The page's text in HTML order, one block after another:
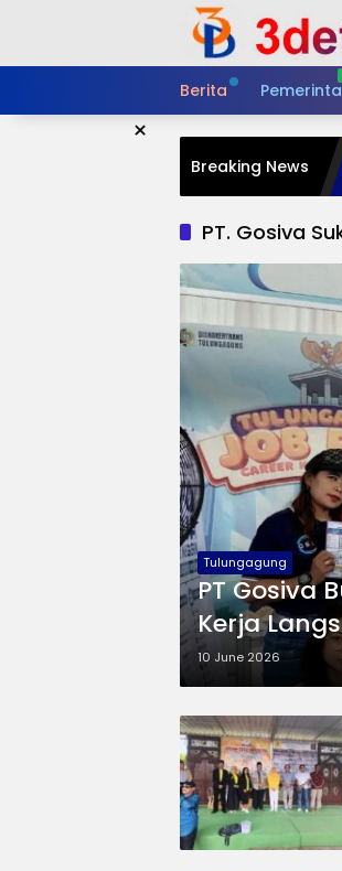
Berita
×
Breaking News
PT. Gosiva
Tulungagung
PT Gosiva
Kerja
10 June 2026